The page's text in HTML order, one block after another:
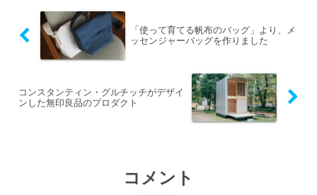
「使って育てる帆布のバッグ」より、メ
ッセンジャーバッグを作りました
コンスタンティン・グルチッチがデザイ
ンした無印良品のプロダクト
コメント